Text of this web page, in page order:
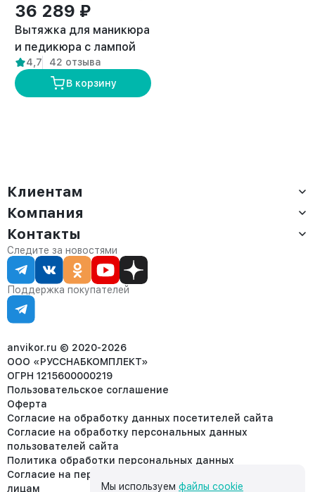
36 289 ₽
Вытяжка для маникюра
и педикюра с лампой
премиум “ANVIKOR VC-
AIR-3”
4,7
42 отзыва
В корзину
Клиентам
Доставка
Оплата
Сервис
Статус заказа
Статьи
Компания
О компании
Контакты
Партнёрам
Контакты
Отдел продаж:
8 (800) 234-22-62
corp@anvikor.ru
Ежедневно, с 7:00-19:00 (МСК)
Отдел рекламации:
8 (953) 455-25-61
Следите за новостями
Поддержка покупателей
anvikor.ru © 2020-2026
ООО «РУССНАБКОМПЛЕКТ»
ОГРН 1215600000219
Пользовательское соглашение
Оферта
Согласие на обработку данных посетителей сайта
Согласие на обработку персональных данных
пользователей сайта
Политика обработки персональных данных
Согласие на передачу персональных данных третьим
лицам
Мы используем файлы cookie